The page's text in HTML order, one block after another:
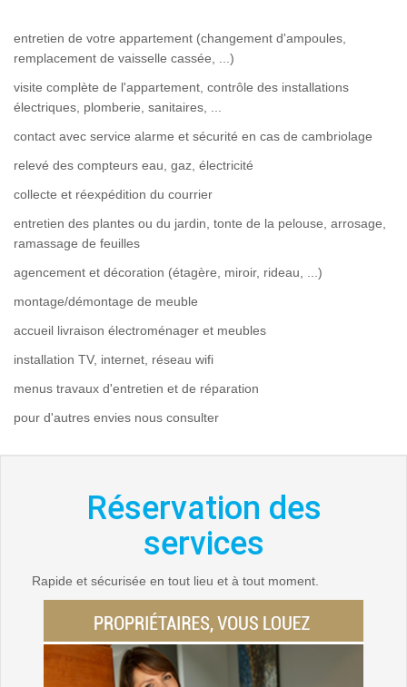
entretien de votre appartement (changement d'ampoules,
remplacement de vaisselle cassée, ...)
visite complète de l'appartement, contrôle des installations
électriques, plomberie, sanitaires, ...
contact avec service alarme et sécurité en cas de cambriolage
relevé des compteurs eau, gaz, électricité
collecte et réexpédition du courrier
entretien des plantes ou du jardin, tonte de la pelouse, arrosage,
ramassage de feuilles
agencement et décoration (étagère, miroir, rideau, ...)
montage/démontage de meuble
accueil livraison électroménager et meubles
installation TV, internet, réseau wifi
menus travaux d'entretien et de réparation
pour d'autres envies nous consulter
Réservation des
services
Rapide et sécurisée en tout lieu et à tout moment.